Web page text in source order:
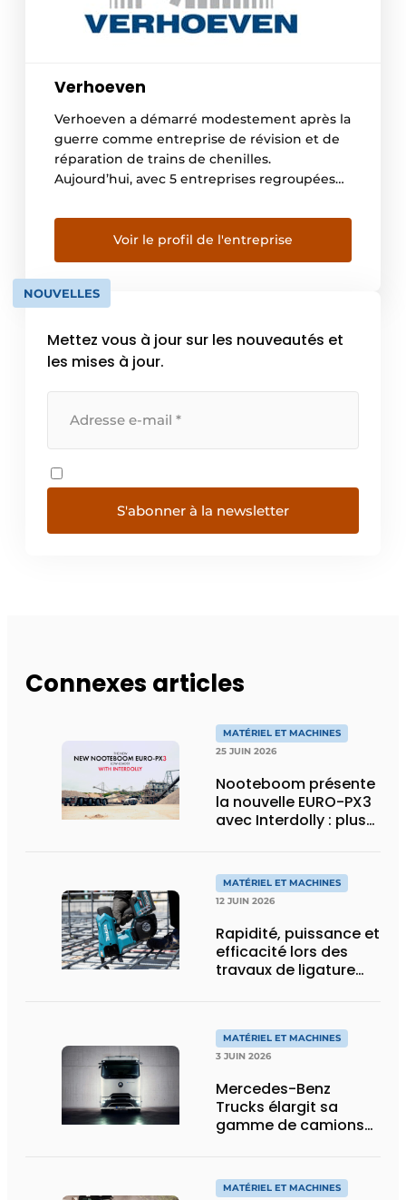
Verhoeven
Verhoeven a démarré modestement après la
guerre comme entreprise de révision et de
réparation de trains de chenilles.
Aujourd’hui, avec 5 entreprises regroupées
sommes un acteur d’envergure
internationale pour les engins de
terrassement, pièces d’équipement et trains
de chenilles. Le Verhoeven Group est
composé des entreprises suivantes :
Voir le profil de l'entreprise
NOUVELLES
Mettez vous à jour sur les nouveautés et
les mises à jour.
S'abonner à la newsletter
Connexes articles
MATÉRIEL ET MACHINES
25 JUIN 2026
Nooteboom présente
la nouvelle EURO-PX3
avec Interdolly : plus
transport spécial
MATÉRIEL ET MACHINES
12 JUIN 2026
Rapidité, puissance et
efficacité lors des
travaux de ligature
MATÉRIEL ET MACHINES
3 JUIN 2026
Mercedes-Benz
Trucks élargit sa
gamme de camions
eActros Lowliner
MATÉRIEL ET MACHINES